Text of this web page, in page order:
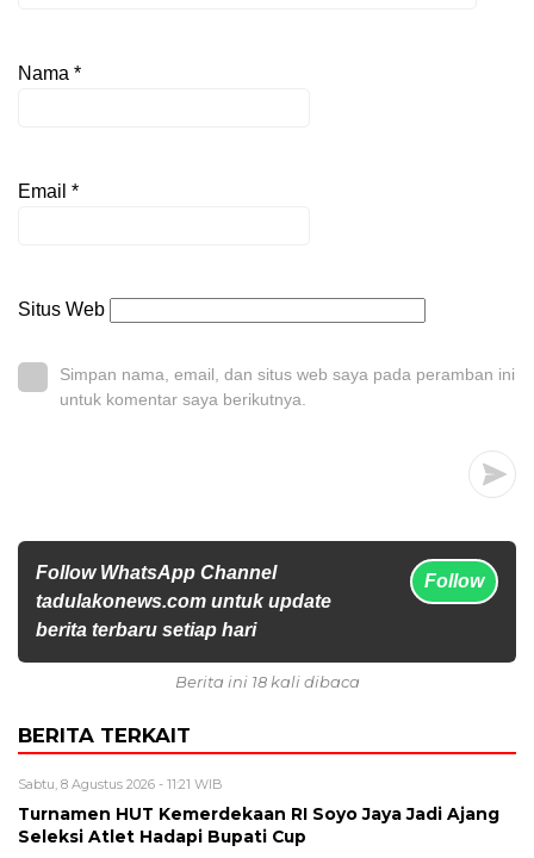
Nama *
Email *
Situs Web
Simpan nama, email, dan situs web saya pada peramban ini
untuk komentar saya berikutnya.
Follow WhatsApp Channel
tadulakonews.com untuk update
berita terbaru setiap hari
Follow
Berita ini 18 kali dibaca
BERITA TERKAIT
Sabtu, 8 Agustus 2026 - 11:21 WIB
Turnamen HUT Kemerdekaan RI Soyo Jaya Jadi Ajang
Seleksi Atlet Hadapi Bupati Cup